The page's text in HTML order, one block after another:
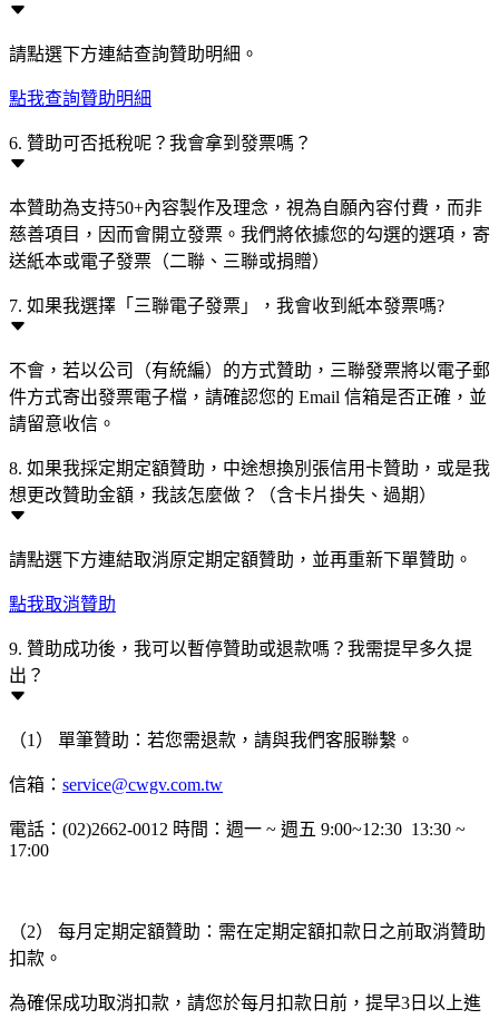
請點選下方連結查詢贊助明細。
點我查詢贊助明細
6. 贊助可否抵稅呢？我會拿到發票嗎？
本贊助為支持50+內容製作及理念，視為自願內容付費，而非
慈善項目，因而會開立發票。我們將依據您的勾選的選項，寄
送紙本或電子發票（二聯、三聯或捐贈）
7. 如果我選擇「三聯電子發票」，我會收到紙本發票嗎?
不會，若以公司（有統編）的方式贊助，三聯發票將以電子郵
件方式寄出發票電子檔，請確認您的 Email 信箱是否正確，並
請留意收信。
8. 如果我採定期定額贊助，中途想換別張信用卡贊助，或是我
想更改贊助金額，我該怎麼做？（含卡片掛失、過期）
請點選下方連結取消原定期定額贊助，並再重新下單贊助。
點我取消贊助
9. 贊助成功後，我可以暫停贊助或退款嗎？我需提早多久提
出？
（1） 單筆贊助：若您需退款，請與我們客服聯繫。
信箱： service@cwgv.com.tw
電話：(02)2662-0012 時間：週一 ~ 週五 9:00~12:30 13:30 ~
17:00
（2） 每月定期定額贊助：需在定期定額扣款日之前取消贊助
扣款。
為確保成功取消扣款，請您於每月扣款日前，提早3日以上進